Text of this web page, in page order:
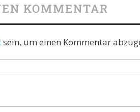
KOMMENTAR
sein, um einen Kommentar